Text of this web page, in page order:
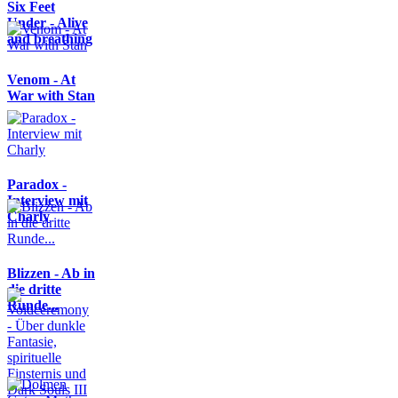
Six Feet
Under - Alive
and breathing
Venom - At
War with Stan
Paradox -
Interview mit
Charly
Blizzen - Ab in
die dritte
Runde...